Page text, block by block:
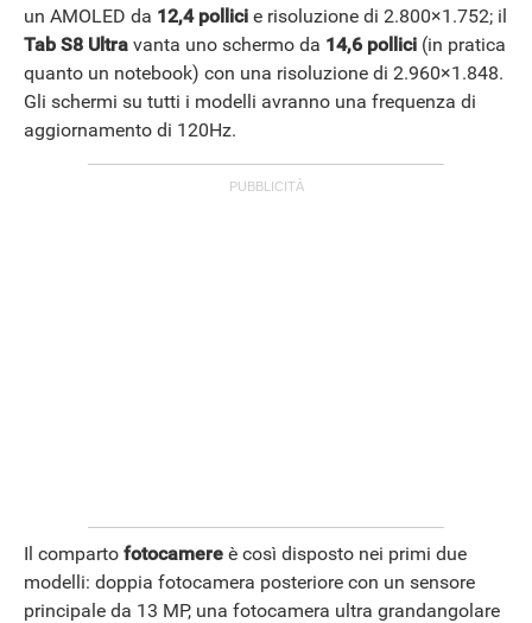
un AMOLED da 12,4 pollici e risoluzione di 2.800×1.752; il
Tab S8 Ultra vanta uno schermo da 14,6 pollici (in pratica
quanto un notebook) con una risoluzione di 2.960×1.848.
Gli schermi su tutti i modelli avranno una frequenza di
aggiornamento di 120Hz.
Il comparto fotocamere è così disposto nei primi due
modelli: doppia fotocamera posteriore con un sensore
principale da 13 MP, una fotocamera ultra grandangolare